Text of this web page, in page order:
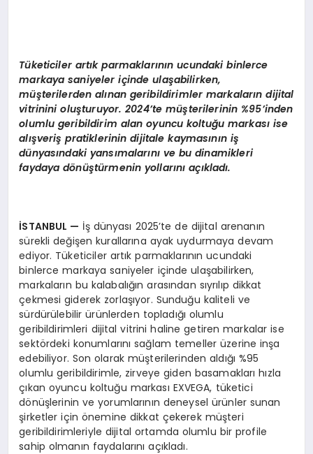
Tüketiciler artık parmaklarının ucundaki binlerce
markaya saniyeler içinde ulaşabilirken,
müşterilerden alınan geribildirimler markaların dijital
vitrinini oluşturuyor. 2024’te müşterilerinin %95’inden
olumlu geribildirim alan oyuncu koltuğu markası ise
alışveriş pratiklerinin dijitale kaymasının iş
dünyasındaki yansımalarını ve bu dinamikleri
faydaya dönüştürmenin yollarını açıkladı.
İSTANBUL — İş dünyası 2025’te de dijital arenanın
sürekli değişen kurallarına ayak uydurmaya devam
ediyor. Tüketiciler artık parmaklarının ucundaki
binlerce markaya saniyeler içinde ulaşabilirken,
markaların bu kalabalığın arasından sıyrılıp dikkat
çekmesi giderek zorlaşıyor. Sunduğu kaliteli ve
sürdürülebilir ürünlerden topladığı olumlu
geribildirimleri dijital vitrini haline getiren markalar ise
sektördeki konumlarını sağlam temeller üzerine inşa
edebiliyor. Son olarak müşterilerinden aldığı %95
olumlu geribildirimle, zirveye giden basamakları hızla
çıkan oyuncu koltuğu markası EXVEGA, tüketici
dönüşlerinin ve yorumlarının deneysel ürünler sunan
şirketler için önemine dikkat çekerek müşteri
geribildirimleriyle dijital ortamda olumlu bir profile
sahip olmanın faydalarını açıkladı.